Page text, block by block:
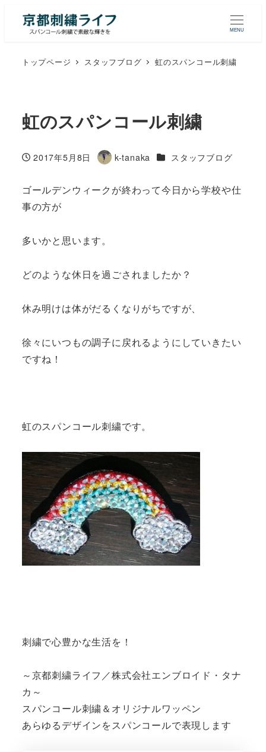
MENU
トップページ スタッフブログ 虹のスパンコール刺繍
虹のスパンコール刺繍
投稿日
2017年5月8日
著
k-tanaka カテゴリー
スタッフブログ
ゴールデンウィークが終わって今日から学校や仕
事の方が
多いかと思います。
どのような休日を過ごされましたか？
休み明けは体がだるくなりがちですが、
徐々にいつもの調子に戻れるようにしていきたい
ですね！
虹のスパンコール刺繍です。
刺繍で心豊かな生活を！
～京都刺繍ライフ／株式会社エンブロイド・タナ
カ～
スパンコール刺繍＆オリジナルワッペン
あらゆるデザインをスパンコールで表現します